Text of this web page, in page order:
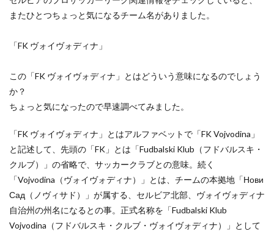
またひとつちょっと気になるチーム名がありました。
「FK ヴォイヴォディナ」
この「FK ヴォイヴォディナ」とはどういう意味になるのでしょう
か？
ちょっと気になったので早速調べてみました。
「FK ヴォイヴォディナ」とはアルファベットで「FK Vojvodina」
と記述して、先頭の「FK」とは「Fudbalski Klub（フドバルスキ・
クルブ）」の省略で、サッカークラブとの意味。続く
「Vojvodina（ヴォイヴォディナ）」とは、チームの本拠地「Нови
Сад（ノヴィサド）」が属する、セルビア北部、ヴォイヴォディナ
自治州の州名になるとの事。正式名称を「Fudbalski Klub
Vojvodina（フドバルスキ・クルブ・ヴォイヴォディナ）」として